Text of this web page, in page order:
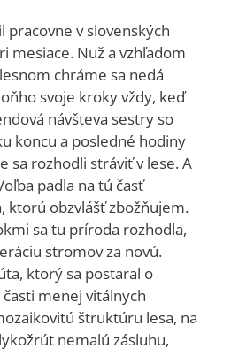
pracovne v slovenských
mesiace. Nuž a vzhľadom
chráme sa nedá
svoje kroky vždy, keď
návšteva sestry so
koncu a posledné hodiny
sa rozhodli stráviť v lese. A
padla na tú časť
ktorú obzvlášť zbožňujem.
sa tu príroda rozhodla,
stromov za novú.
ktorý sa postaral o
menej vitálnych
štruktúru lesa, na
nemalú zásluhu,